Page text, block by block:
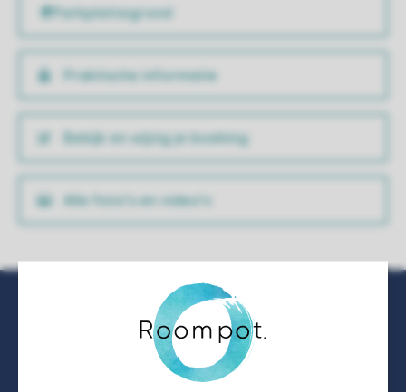
Praktische informatie
Bekijk en wijzig je boeking
Alle foto’s en video’s